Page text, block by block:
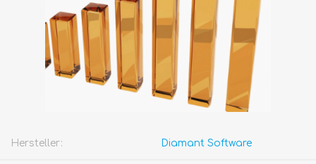
Hersteller: Diamant Software